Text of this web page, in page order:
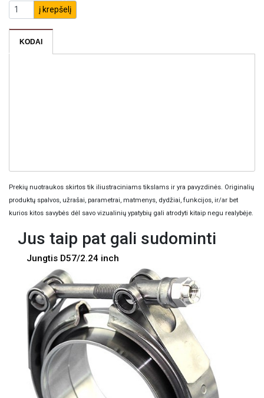
į krepšelį
KODAI
Prekių nuotraukos skirtos tik iliustraciniams tikslams ir yra pavyzdinės. Originalių
produktų spalvos, užrašai, parametrai, matmenys, dydžiai, funkcijos, ir/ar bet
kurios kitos savybės dėl savo vizualinių ypatybių gali atrodyti kitaip negu realybėje.
Jus taip pat gali sudominti
Jungtis D57/2.24 inch